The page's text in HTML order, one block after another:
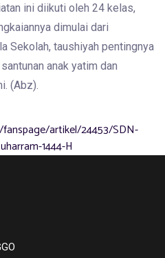
ini diikuti oleh 24 kelas,
dimulai dari
Sekolah, taushiyah pentingnya
anak yatim dan
(Abz).
artikel/24453/SDN-
1444-H